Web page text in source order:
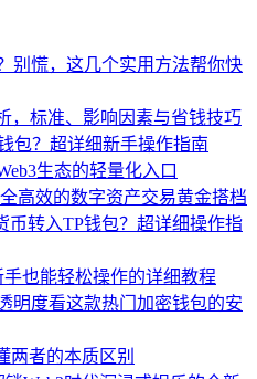
别慌，这几个实用方法帮你快
，标准、影响因素与省钱技巧
包？超详细新手操作指南
生态的轻量化入口
高效的数字资产交易黄金搭档
币转入TP钱包？超详细操作指
也能轻松操作的详细教程
明度看这款热门加密钱包的安
两者的本质区别